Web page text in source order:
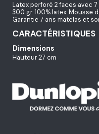
Latex perforé 2 faces avec
300 gr. 100% latex. Mousse
Garantie 7 ans matelas et
CARACTÉRISTIQUES
Dimensions
Hauteur 27 cm